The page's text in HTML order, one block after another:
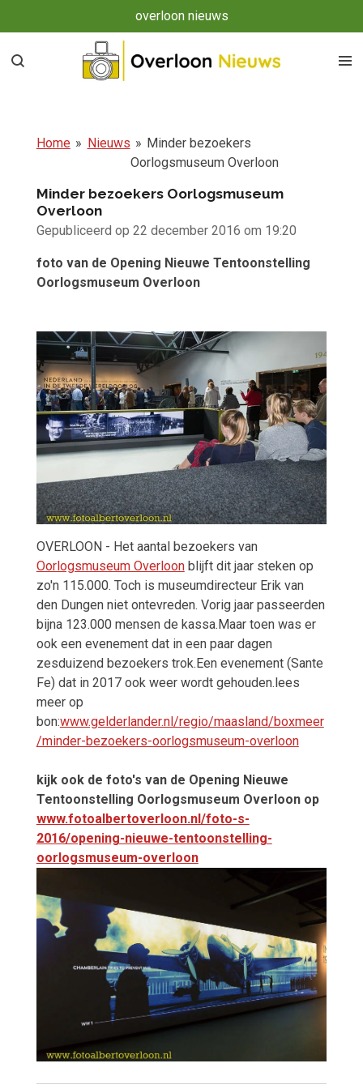
direct
naar
overloon nieuws
Home » Nieuws » Minder bezoekers
Oorlogsmuseum Overloon
Minder bezoekers Oorlogsmuseum
Overloon
Gepubliceerd op 22 december 2016 om 19:20
foto van de Opening Nieuwe Tentoonstelling
Oorlogsmuseum Overloon
OVERLOON - Het aantal bezoekers van
Oorlogsmuseum Overloonblijft dit jaar steken op
zo'n 115.000. Toch is museumdirecteur Erik van
den Dungen niet ontevreden. Vorig jaar passeerden
bijna 123.000 mensen de kassa.Maar toen was er
ook een evenement dat in een paar dagen
zesduizend bezoekers trok.Een evenement (Sante
Fe) dat in 2017 ook weer wordt gehouden.lees
meer op
bon:www.gelderlander.nl/regio/maasland/boxmeer
/minder-bezoekers-oorlogsmuseum-overloon
kijk ook de foto's van de Opening Nieuwe
Tentoonstelling Oorlogsmuseum Overloon op
www.fotoalbertoverloon.nl/foto-s-
2016/opening-nieuwe-tentoonstelling-
oorlogsmuseum-overloon